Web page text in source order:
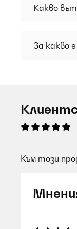
Какво
За какво
Към този